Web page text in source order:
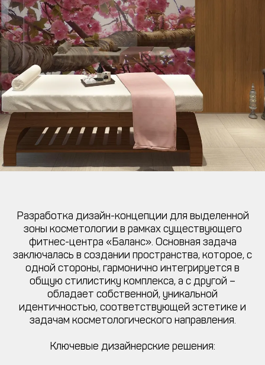
Разработка дизайн-концепции для выделенной
зоны косметологии в рамках существующего
фитнес-центра «Баланс». Основная задача
заключалась в создании пространства, которое, с
одной стороны, гармонично интегрируется в
общую стилистику комплекса, а с другой –
обладает собственной, уникальной
идентичностью, соответствующей эстетике и
задачам косметологического направления.
Ключевые дизайнерские решения: